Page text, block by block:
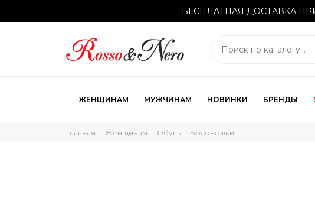
БЕСПЛАТНАЯ ДОСТАВКА
ЖЕНЩИНАМ МУЖЧИНАМ НОВИНКИ БРЕНДЫ
Главная Женщинам Обувь Босоножки